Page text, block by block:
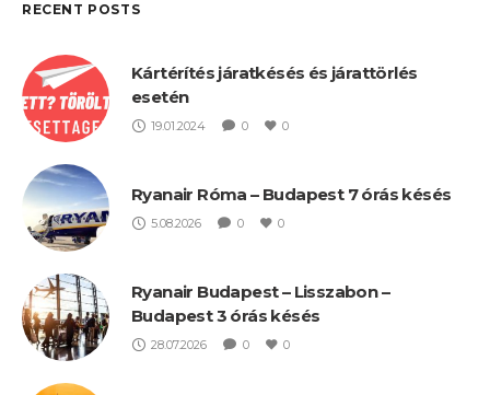
RECENT POSTS
Kártérítés járatkésés és járattörlés
esetén
19.01.2024 0 0
Ryanair Róma – Budapest 7 órás késés
5.08.2026 0 0
Ryanair Budapest – Lisszabon –
Budapest 3 órás késés
28.07.2026 0 0